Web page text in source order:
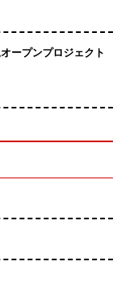
ープンプロジェクト